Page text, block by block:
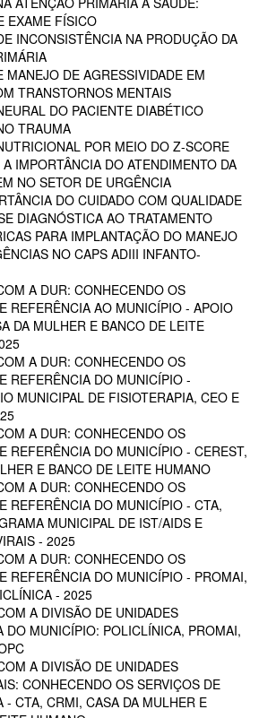
EXAME FÍSICO
INCONSISTÊNCIA NA PRODUÇÃO DA
MANEJO DE AGRESSIVIDADE EM
TRANSTORNOS MENTAIS
DO PACIENTE DIABÉTICO
TRAUMA
POR MEIO DO Z-SCORE
IMPORTÂNCIA DO ATENDIMENTO DA
NO SETOR DE URGÊNCIA
DO CUIDADO COM QUALIDADE
DIAGNÓSTICA AO TRATAMENTO
PARA IMPLANTAÇÃO DO MANEJO
NO CAPS ADIII INFANTO-
A DUR: CONHECENDO OS
REFERÊNCIA AO MUNICÍPIO - APOIO
DA MULHER E BANCO DE LEITE
A DUR: CONHECENDO OS
REFERÊNCIA DO MUNICÍPIO -
MUNICIPAL DE FISIOTERAPIA, CEO E
A DUR: CONHECENDO OS
REFERÊNCIA DO MUNICÍPIO - CEREST,
E BANCO DE LEITE HUMANO
A DUR: CONHECENDO OS
REFERÊNCIA DO MUNICÍPIO - CTA,
MUNICIPAL DE IST/AIDS E
- 2025
A DUR: CONHECENDO OS
REFERÊNCIA DO MUNICÍPIO - PROMAI,
- 2025
A DIVISÃO DE UNIDADES
DO MUNICÍPIO: POLICLÍNICA, PROMAI,
A DIVISÃO DE UNIDADES
CONHECENDO OS SERVIÇOS DE
- CTA, CRMI, CASA DA MULHER E